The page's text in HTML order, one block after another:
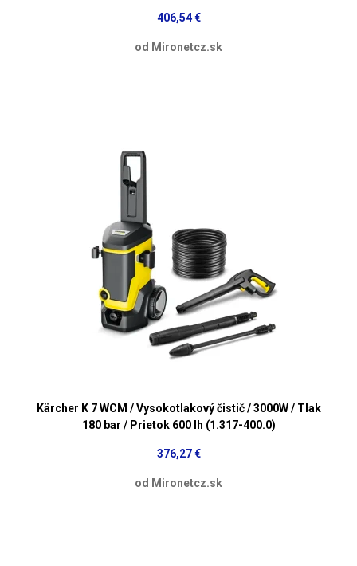
406,54 €
od Mironetcz.sk
Kärcher K 7 WCM / Vysokotlakový čistič / 3000W / Tlak
180 bar / Prietok 600 lh (1.317-400.0)
376,27 €
od Mironetcz.sk